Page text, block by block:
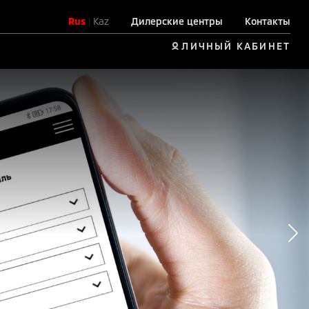
Rus| Kaz Дилерские центры Контакты
ЛИЧНЫЙ КАБИНЕТ